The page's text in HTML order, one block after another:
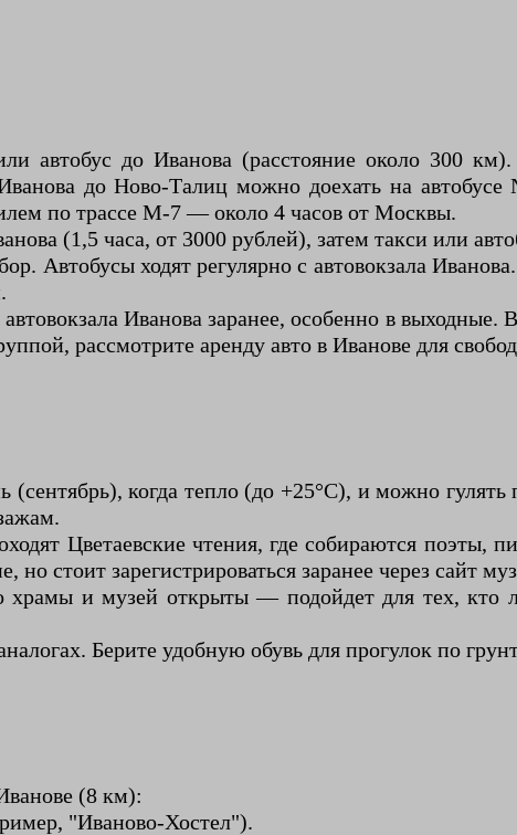
автобус до Иванова (расстояние около 300
до Ново-Талиц можно доехать на
по трассе М-7 — около 4 часов от Москвы.
(1,5 часа, от 3000 рублей), затем такси или
Автобусы ходят регулярно с автовокзала
Иванова заранее, особенно в
рассмотрите аренду авто в Иванове для
когда тепло (до +25°C), и можно гулять
Цветаевские чтения, где собираются поэты,
стоит зарегистрироваться заранее через сайт
храмы и музей открыты — подойдет для тех, кто
Берите удобную обувь для прогулок по
(8 км):
"Иваново-Хостел").